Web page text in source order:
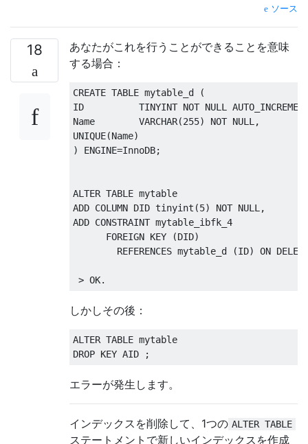
ソース
18
あなたがこれを行うことができることを意味
する場合：
CREATE TABLE mytable_d
(
ID          TINYINT NOT NULL
Name        VARCHAR(255) NOT NULL ,
UNIQUE(Name)
)
ENGINE=InnoDB;
ALTER TABLE
ADD COLUMN DID tinyint (5) NOT NULL ,
ADD CONSTRAINT mytable_ibfk_4
FOREIGN KEY (DID)
REFERENCES mytable_d (ID) ON
> OK.
しかしその後：
ALTER TABLE
DROP KEY AID ;
エラーが発生します。
インデックスを削除して、1つの ALTER TABLE
ステートメントで新しいインデックスを作成